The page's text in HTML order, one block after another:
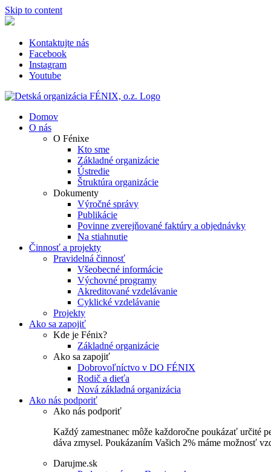
Skip to content
Kontaktujte nás
Facebook
Instagram
Youtube
Domov
O nás
O Fénixe
Kto sme
Základné organizácie
Ústredie
Štruktúra organizácie
Dokumenty
Výročné správy
Publikácie
Povinne zverejňované faktúry a objednávky
Na stiahnutie
Činnosť a projekty
Pravidelná činnosť
Všeobecné informácie
Výchovné programy
Akreditované vzdelávanie
Cyklické vzdelávanie
Projekty
Ako sa zapojiť
Kde je Fénix?
Základné organizácie
Ako sa zapojiť
Dobrovoľníctvo v DO FÉNIX
Rodič a dieťa
Nová základná organizácia
Ako nás podporiť
Ako nás podporiť
Každý zamestnanec môže každoročne poukázať určité
dáva zmysel. Poukázaním Vašich 2% máme možnosť
Darujme.sk